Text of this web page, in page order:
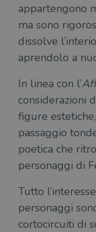
appartengono
ma sono
dissolve
aprendolo a
In linea con l’
considerazioni
figure
passaggio
poetica che
personaggi di
Tutto
personaggi
cortocircuiti di